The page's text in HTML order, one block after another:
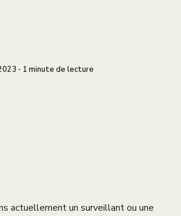
∙ 1 minute de lecture
actuellement un surveillant ou une